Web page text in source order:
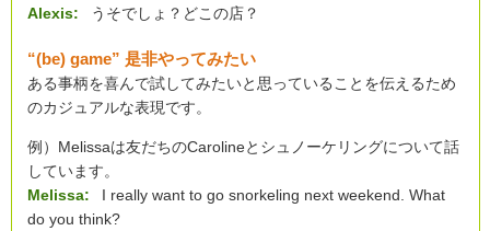
Alexis:
うそでしょ？どこの店？
“(be) game” 是非やってみたい
ある事柄を喜んで試してみたいと思っていることを伝えるため
のカジュアルな表現です。
例）Melissaは友だちのCarolineとシュノーケリングについて話
しています。
Melissa:
I really want to go snorkeling next weekend. What
do you think?